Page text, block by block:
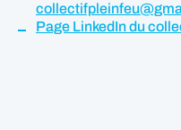
Page LinkedIn du